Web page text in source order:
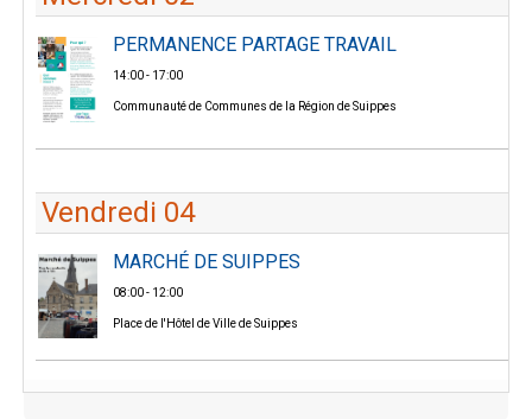
PERMANENCE PARTAGE TRAVAIL
14:00 - 17:00
Communauté de Communes de la Région de Suippes
Vendredi 04
MARCHÉ DE SUIPPES
08:00 - 12:00
Place de l'Hôtel de Ville de Suippes